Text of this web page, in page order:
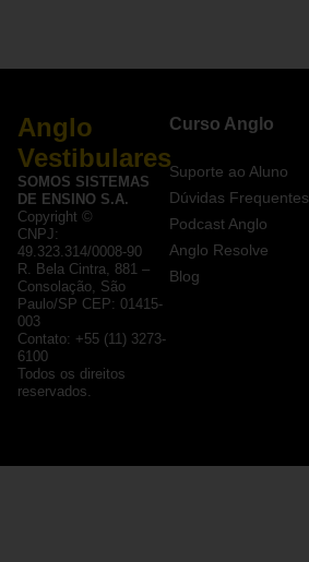
Anglo
Vestibulares
SOMOS SISTEMAS
DE ENSINO S.A.
Copyright ©
CNPJ:
49.323.314/0008-90
R. Bela Cintra, 881 –
Consolação, São
Paulo/SP CEP: 01415-
003
Contato: +55 (11) 3273-
6100
Todos os direitos
reservados.
Curso Anglo
Suporte ao Aluno
Dúvidas Frequentes
Podcast Anglo
Anglo Resolve
Blog